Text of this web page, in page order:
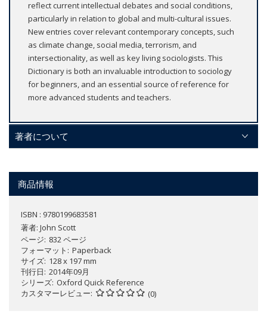
reflect current intellectual debates and social conditions,
particularly in relation to global and multi-cultural issues.
New entries cover relevant contemporary concepts, such
as climate change, social media, terrorism, and
intersectionality, as well as key living sociologists. This
Dictionary is both an invaluable introduction to sociology
for beginners, and an essential source of reference for
more advanced students and teachers.
著者について
商品情報
ISBN : 9780199683581
著者: John Scott
ページ 832 ページ
フォーマット
Paperback
サイズ 128 x 197 mm
刊行日 2014年09月
シリーズ Oxford Quick Reference
カスタマーレビュー
(0)